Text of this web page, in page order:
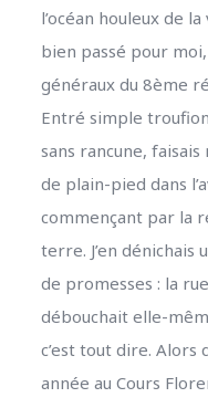
l’océan houleux de
bien passé pour
généraux du 8ème
Entré simple
sans rancune,
de plain-pied dans
commençant par la
terre. J’en dénichais
de promesses : la
débouchait elle-
c’est tout dire. Alors
année au Cours